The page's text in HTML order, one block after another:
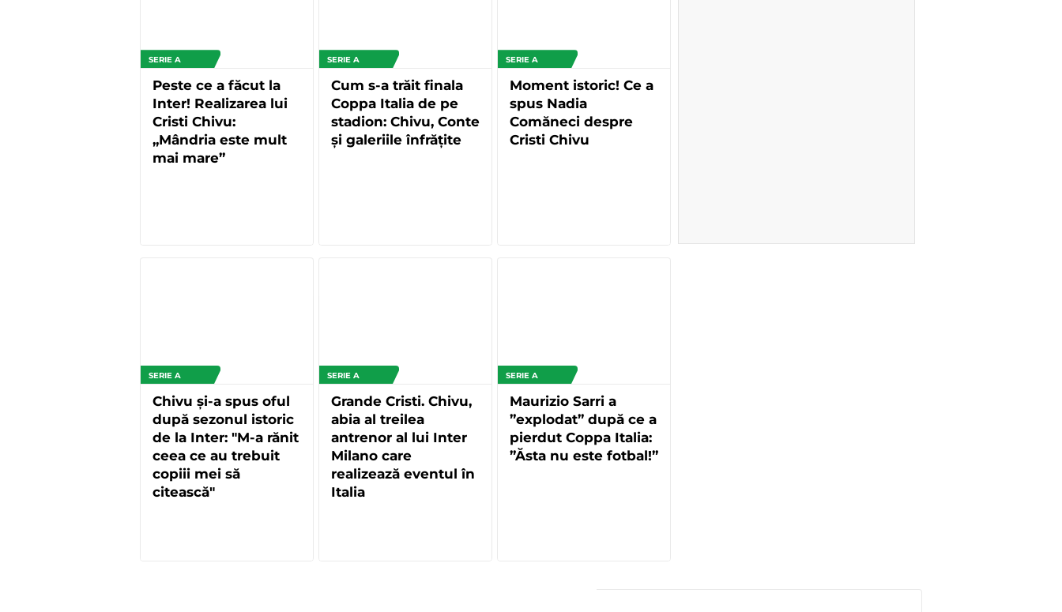
SERIE A
Peste ce a făcut la
Inter! Realizarea lui
Cristi Chivu:
„Mândria este mult
mai mare”
SERIE A
Cum s-a trăit finala
Coppa Italia de pe
stadion: Chivu, Conte
și galeriile înfrățite
SERIE A
Moment istoric! Ce a
spus Nadia
Comăneci despre
Cristi Chivu
SERIE A
Chivu și-a spus oful
după sezonul istoric
de la Inter: "M-a rănit
ceea ce au trebuit
copiii mei să
citească"
SERIE A
Grande Cristi. Chivu,
abia al treilea
antrenor al lui Inter
Milano care
realizează eventul în
Italia
SERIE A
Maurizio Sarri a
”explodat” după ce a
pierdut Coppa Italia:
”Ăsta nu este fotbal!”